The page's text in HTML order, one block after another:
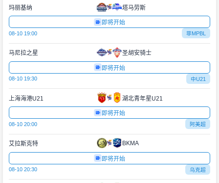
玛丽基纳 塔马劳斯
即将开始
08-10 19:00 菲MPBL
马尼拉之星 圣胡安骑士
即将开始
08-10 19:30 中U21
上海海港U21 湖北青年星U21
即将开始
08-10 20:00 阿美超
艾拉斯克特 BKMA
即将开始
08-10 20:30 乌克超